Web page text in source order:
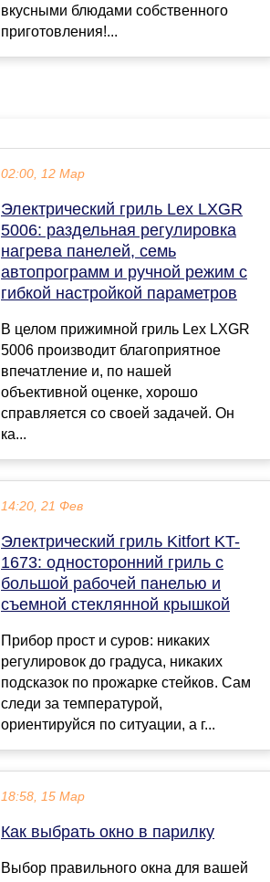
вкусными блюдами собственного
приготовления!...
02:00, 12 Мар
Электрический гриль Lex LXGR
5006: раздельная регулировка
нагрева панелей, семь
автопрограмм и ручной режим с
гибкой настройкой параметров
В целом прижимной гриль Lex LXGR
5006 производит благоприятное
впечатление и, по нашей
объективной оценке, хорошо
справляется со своей задачей. Он
ка...
14:20, 21 Фев
Электрический гриль Kitfort KT-
1673: односторонний гриль с
большой рабочей панелью и
съемной стеклянной крышкой
Прибор прост и суров: никаких
регулировок до градуса, никаких
подсказок по прожарке стейков. Сам
следи за температурой,
ориентируйся по ситуации, а г...
18:58, 15 Мар
Как выбрать окно в парилку
Выбор правильного окна для вашей